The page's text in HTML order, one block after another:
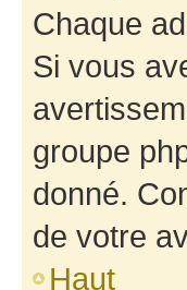
Chaque
Si vous
groupe
donné.
de votre
Haut